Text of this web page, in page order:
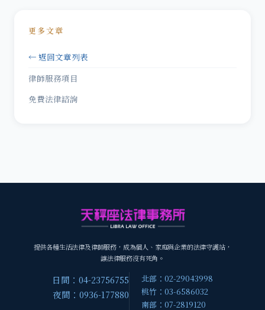
更多文章
← 返回文章列表
律師服務項目
免費法律諮詢
提供各種生活法律及律師服務，成為個人、家庭與企業的法律守護站，
讓法律服務沒有死角。
日間：04-23756755
夜間：0936-177880
北部：02-29043998
桃竹：03-6586032
南部：07-2819120